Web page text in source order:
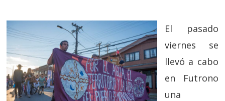
El pasado
viernes se
llevó a cabo
en Futrono
una